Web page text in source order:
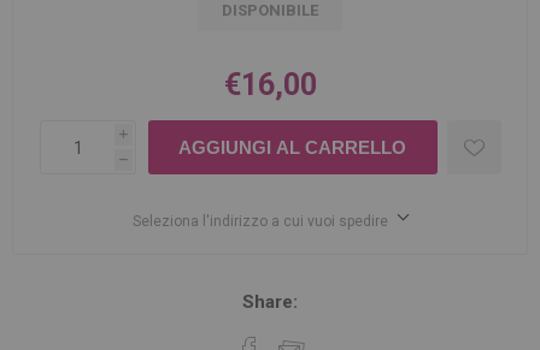
DISPONIBILE
€16,00
i
h
Seleziona l'indirizzo a cui vuoi spedire
Share: